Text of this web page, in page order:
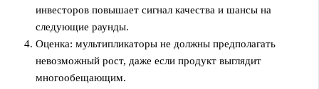
инвесторов повышает сигнал качества и шансы на
следующие раунды.
Оценка: мультипликаторы не должны предполагать
невозможный рост, даже если продукт выглядит
многообещающим.